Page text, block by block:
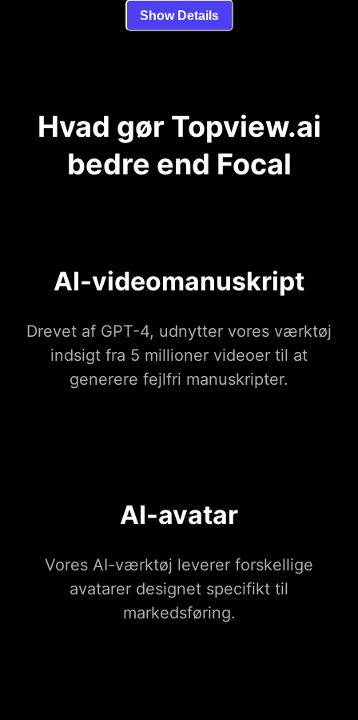
Show Details
Hvad gør Topview.ai
bedre end Focal
AI-videomanuskript
Drevet af GPT-4, udnytter vores værktøj
indsigt fra 5 millioner videoer til at
generere fejlfri manuskripter.
AI-avatar
Vores AI-værktøj leverer forskellige
avatarer designet specifikt til
markedsføring.